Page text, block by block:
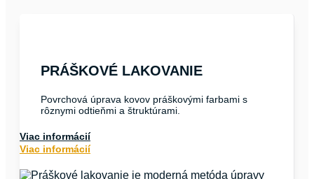
PRÁŠKOVÉ LAKOVANIE
Povrchová úprava kovov práškovými farbami s
rôznymi odtieňmi a štruktúrami.
Viac informácií
Viac informácií